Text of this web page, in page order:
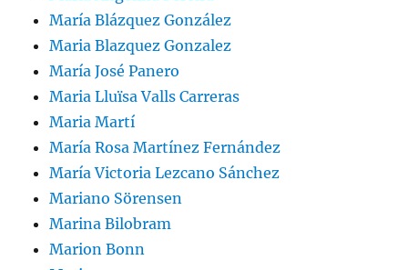
María Blázquez González
Maria Blazquez Gonzalez
María José Panero
Maria Lluïsa Valls Carreras
Maria Martí
María Rosa Martínez Fernández
María Victoria Lezcano Sánchez
Mariano Sörensen
Marina Bilobram
Marion Bonn